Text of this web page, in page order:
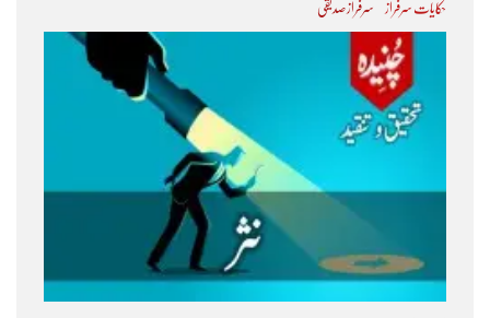
حکایات سرفراز سرفراز صدیقی